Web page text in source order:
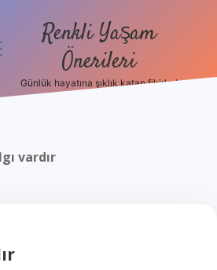
Renkli Yaşam
Önerileri
Günlük hayatına şıklık katan fikirler!
vardır